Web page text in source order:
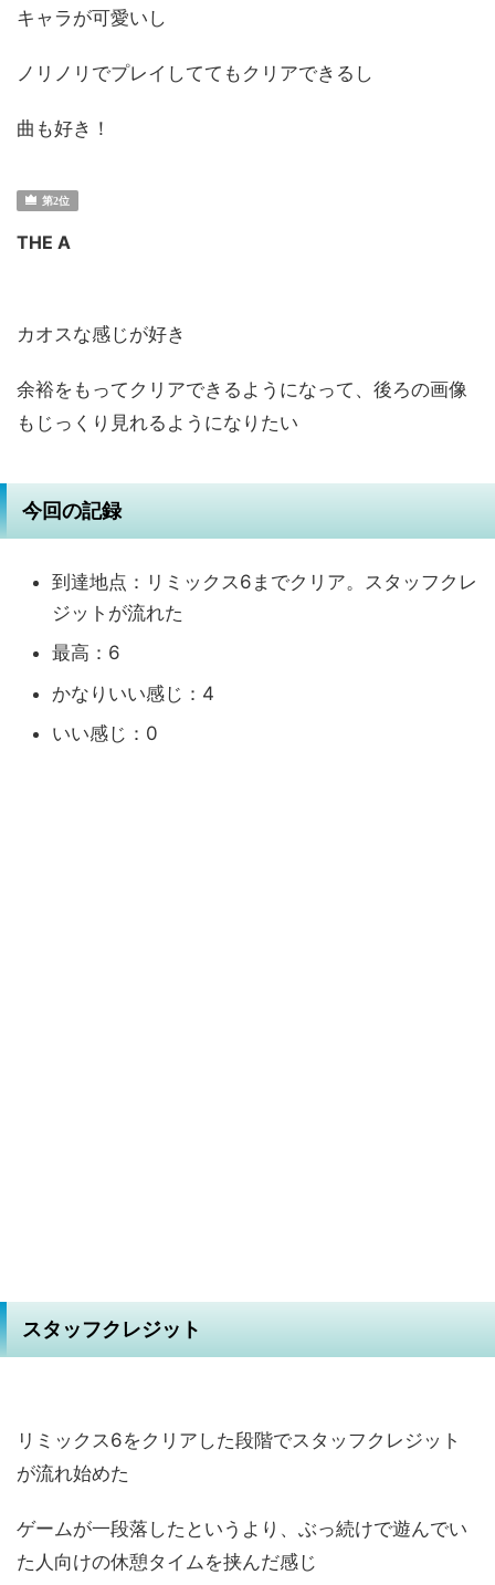
キャラが可愛いし
ノリノリでプレイしててもクリアできるし
曲も好き！
THE A
カオスな感じが好き
余裕をもってクリアできるようになって、後ろの画像
もじっくり見れるようになりたい
今回の記録
到達地点：リミックス6までクリア。スタッフクレ
ジットが流れた
最高：6
かなりいい感じ：4
いい感じ：0
スタッフクレジット
リミックス6をクリアした段階でスタッフクレジット
が流れ始めた
ゲームが一段落したというより、ぶっ続けで遊んでい
た人向けの休憩タイムを挟んだ感じ